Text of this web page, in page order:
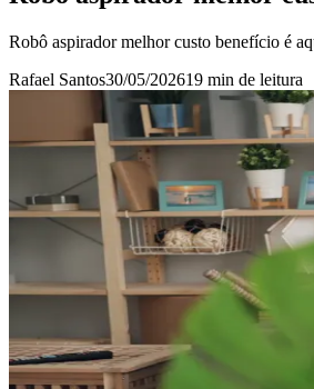
Robô aspirador melhor custo benefício é
Rafael Santos30/05/202619 min de leitura